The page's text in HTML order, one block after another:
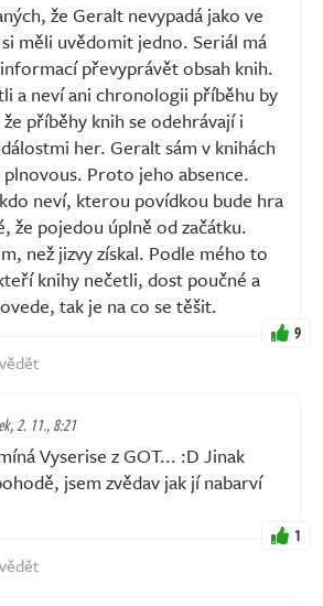
že Geralt nevypadá jako ve
měli uvědomit jedno. Seriál má
převyprávět obsah knih.
a neví ani chronologii příběhu by
příběhy knih se odehrávají i
her. Geralt sám v knihách
Proto jeho absence.
neví, kterou povídkou bude hra
že pojedou úplně od začátku.
než jizvy získal. Podle mého to
knihy nečetli, dost poučné a
tak je na co se těšit.
9
2. 11., 8:21
Vyserise z GOT... :D Jinak
jsem zvědav jak jí nabarví
1